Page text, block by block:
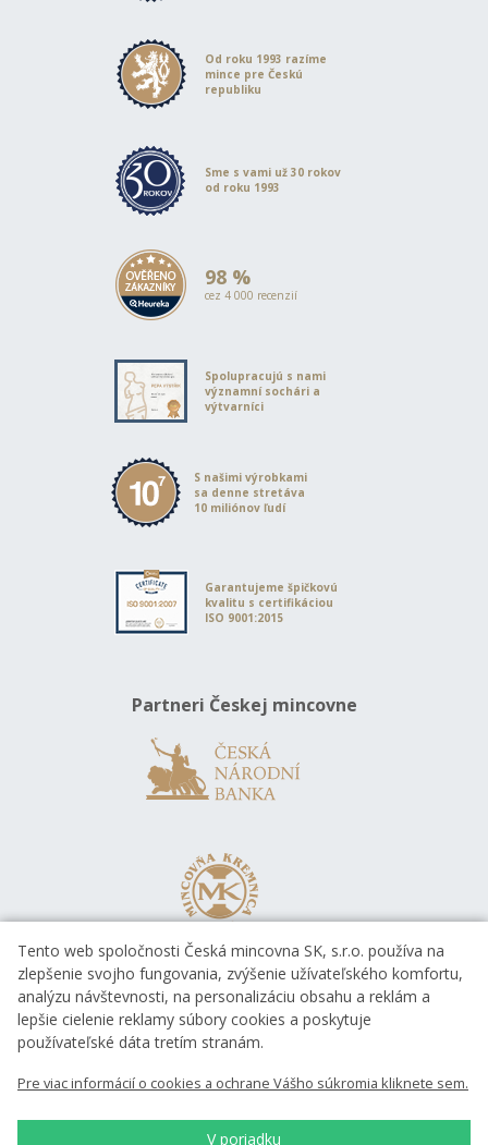
Od roku 1993 razíme
mince pre Českú
republiku
Sme s vami už 30 rokov
od roku 1993
98 %
cez 4 000 recenzií
Spolupracujú s nami
významní sochári a
výtvarníci
S našimi výrobkami
sa denne stretáva
10 miliónov ľudí
Garantujeme špičkovú
kvalitu s certifikáciou
ISO 9001:2015
Partneri Českej mincovne
Tento web spoločnosti Česká mincovna SK, s.r.o. používa na
zlepšenie svojho fungovania, zvýšenie užívateľského komfortu,
analýzu návštevnosti, na personalizáciu obsahu a reklám a
lepšie cielenie reklamy súbory cookies a poskytuje
používateľské dáta tretím stranám.
Pre viac informácií o cookies a ochrane Vášho súkromia kliknete sem.
V poriadku